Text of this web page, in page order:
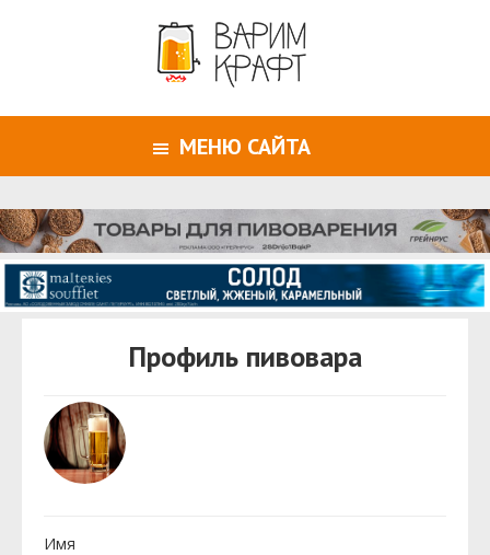
МЕНЮ САЙТА
Профиль пивовара
Имя